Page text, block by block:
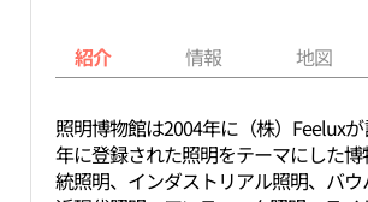
紹介 情報 地図
照明博物館は2004年に（株）Feelux
年に登録された照明をテーマにした博
統照明、インダストリアル照明、バウ